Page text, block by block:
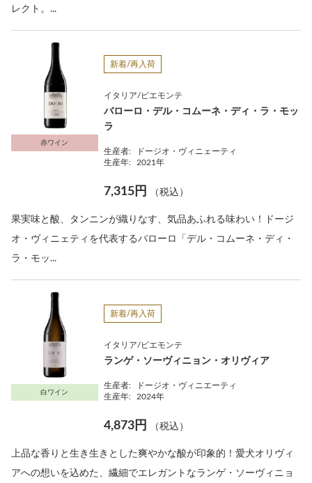
レクト。...
赤ワイン
新着/再入荷
イタリア/ピエモンテ
バローロ・デル・コムーネ・ディ・ラ・モッ
ラ
生産者:
ドージオ・ヴィニェーティ
生産年:
2021年
7,315円 （税込）
果実味と酸、タンニンが織りなす、気品あふれる味わい！ドージ
オ・ヴィニェティを代表するバローロ「デル・コムーネ・ディ・
ラ・モッ...
白ワイン
新着/再入荷
イタリア/ピエモンテ
ランゲ・ソーヴィニョン・オリヴィア
生産者:
ドージオ・ヴィニエーティ
生産年:
2024年
4,873円 （税込）
上品な香りと生き生きとした爽やかな酸が印象的！愛犬オリヴィ
アへの想いを込めた、繊細でエレガントなランゲ・ソーヴィニョ